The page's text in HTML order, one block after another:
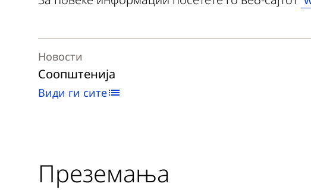
Новости
Соопштенија
Види ги сите
Преземања